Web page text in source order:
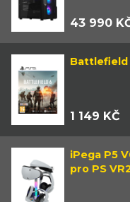
43 990
Battlefield
1 149 KČ
iPega P5
pro PS